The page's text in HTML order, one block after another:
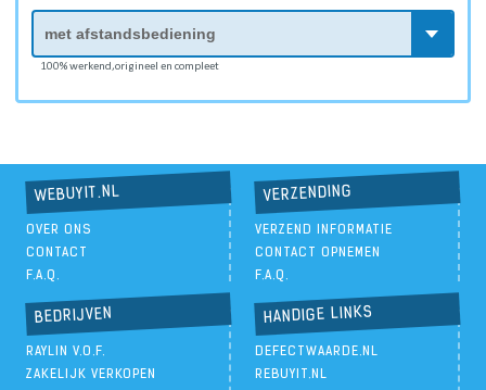
100% werkend,origineel en compleet
WEBUYIT.NL
OVER ONS
CONTACT
F.A.Q.
VERZENDING
VERZEND INFORMATIE
CONTACT OPNEMEN
F.A.Q.
BEDRIJVEN
RAYLIN V.O.F.
ZAKELIJK VERKOPEN
HANDIGE LINKS
DEFECTWAARDE.NL
REBUYIT.NL